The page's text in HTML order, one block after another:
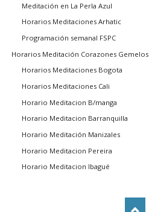
Meditación en La Perla Azul
Horarios Meditaciones Arhatic
Programación semanal FSPC
Horarios Meditación Corazones Gemelos
Horarios Meditaciones Bogota
Horarios Meditaciones Cali
Horario Meditacion B/manga
Horario Meditacion Barranquilla
Horario Meditación Manizales
Horario Meditacion Pereira
Horario Meditacion Ibagué